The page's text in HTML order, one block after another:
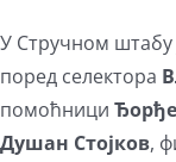
У Стручном штабу
поред селектора
помоћници
Душан Стојков,